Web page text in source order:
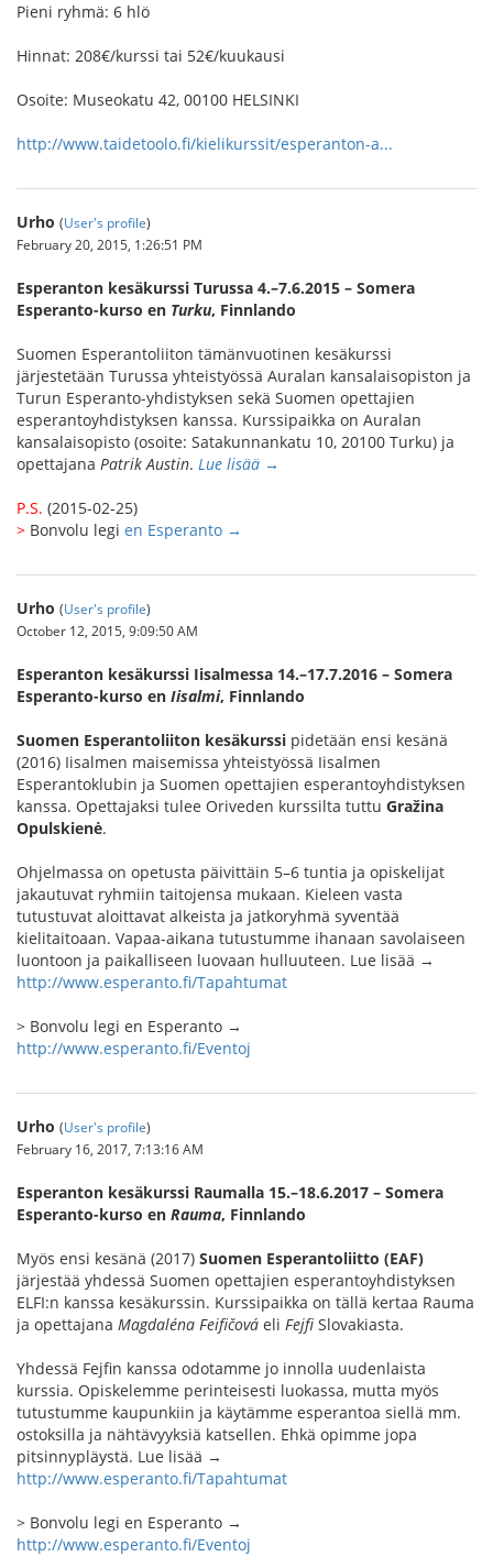
Pieni ryhmä: 6 hlö
Hinnat: 208€/kurssi tai 52€/kuukausi
Osoite: Museokatu 42, 00100 HELSINKI
http://www.taidetoolo.fi/kielikurssit/esperanton-a...
Urho (User's profile)
February 20, 2015, 1:26:51 PM
Esperanton kesäkurssi Turussa 4.–7.6.2015 – Somera
Esperanto-kurso en Turku, Finnlando
Suomen Esperantoliiton tämänvuotinen kesäkurssi
järjestetään Turussa yhteistyössä Auralan kansalaisopiston ja
Turun Esperanto-yhdistyksen sekä Suomen opettajien
esperantoyhdistyksen kanssa. Kurssipaikka on Auralan
kansalaisopisto (osoite: Satakunnankatu 10, 20100 Turku) ja
opettajana Patrik Austin. Lue lisää →
P.S. (2015-02-25)
> Bonvolu legi en Esperanto →
Urho (User's profile)
October 12, 2015, 9:09:50 AM
Esperanton kesäkurssi Iisalmessa 14.–17.7.2016 – Somera
Esperanto-kurso en Iisalmi, Finnlando
Suomen Esperantoliiton kesäkurssi pidetään ensi kesänä
(2016) Iisalmen maisemissa yhteistyössä Iisalmen
Esperantoklubin ja Suomen opettajien esperantoyhdistyksen
kanssa. Opettajaksi tulee Oriveden kurssilta tuttu Gražina
Opulskienė.
Ohjelmassa on opetusta päivittäin 5–6 tuntia ja opiskelijat
jakautuvat ryhmiin taitojensa mukaan. Kieleen vasta
tutustuvat aloittavat alkeista ja jatkoryhmä syventää
kielitaitoaan. Vapaa-aikana tutustumme ihanaan savolaiseen
luontoon ja paikalliseen luovaan hulluuteen. Lue lisää →
http://www.esperanto.fi/Tapahtumat
> Bonvolu legi en Esperanto →
http://www.esperanto.fi/Eventoj
Urho (User's profile)
February 16, 2017, 7:13:16 AM
Esperanton kesäkurssi Raumalla 15.–18.6.2017 – Somera
Esperanto-kurso en Rauma, Finnlando
Myös ensi kesänä (2017) Suomen Esperantoliitto (EAF)
järjestää yhdessä Suomen opettajien esperantoyhdistyksen
ELFI:n kanssa kesäkurssin. Kurssipaikka on tällä kertaa Rauma
ja opettajana Magdaléna Feifičová eli Fejfi Slovakiasta.
Yhdessä Fejfin kanssa odotamme jo innolla uudenlaista
kurssia. Opiskelemme perinteisesti luokassa, mutta myös
tutustumme kaupunkiin ja käytämme esperantoa siellä mm.
ostoksilla ja nähtävyyksiä katsellen. Ehkä opimme jopa
pitsinnypläystä. Lue lisää →
http://www.esperanto.fi/Tapahtumat
> Bonvolu legi en Esperanto →
http://www.esperanto.fi/Eventoj